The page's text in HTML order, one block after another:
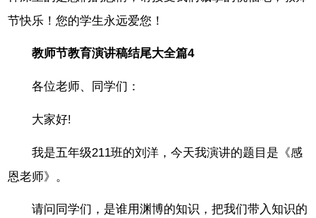
节快乐！您的学生永远爱您！
教师节教育演讲稿结尾大全篇4
各位老师、同学们：
大家好!
我是五年级211班的刘洋，今天我演讲的题目是《感
恩老师》。
请问同学们，是谁用渊博的知识，把我们带入知识的